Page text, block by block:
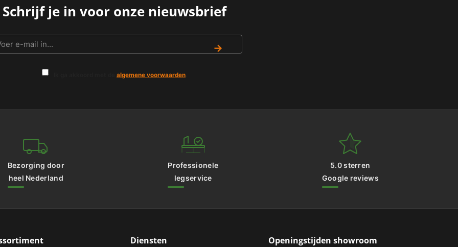
Schrijf je in voor onze nieuwsbrief
→
algemene voorwaarden
Bezorging door
heel Nederland
Professionele
legservice
5.0 sterren
Google reviews
Diensten Openingstijden showroom